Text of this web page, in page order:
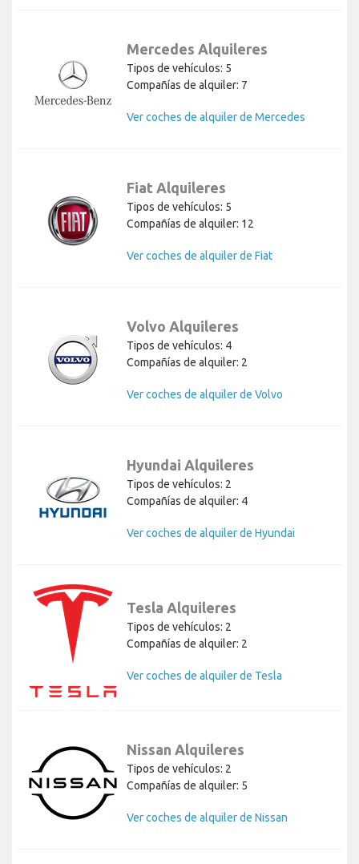
Mercedes Alquileres
Tipos de vehículos: 5
Compañías de alquiler: 7
Ver coches de alquiler de Mercedes
Fiat Alquileres
Tipos de vehículos: 5
Compañías de alquiler: 12
Ver coches de alquiler de Fiat
Volvo Alquileres
Tipos de vehículos: 4
Compañías de alquiler: 2
Ver coches de alquiler de Volvo
Hyundai Alquileres
Tipos de vehículos: 2
Compañías de alquiler: 4
Ver coches de alquiler de Hyundai
Tesla Alquileres
Tipos de vehículos: 2
Compañías de alquiler: 2
Ver coches de alquiler de Tesla
Nissan Alquileres
Tipos de vehículos: 2
Compañías de alquiler: 5
Ver coches de alquiler de Nissan